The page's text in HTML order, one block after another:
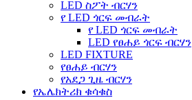
LED ስፖት ብርሃን
የ LED ጎርፍ መብራት
የ LED ጎርፍ መብራት
LED የፀሐይ ጎርፍ ብርሃን
LED FIXTURE
የፀሐይ ብርሃን
የአደጋ ጊዜ ብርሃን
የኤሌክትሪክ ቁሳቁስ